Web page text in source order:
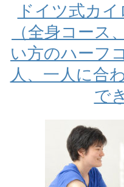
ドイツ式カ
（全身コース
い方のハーフ
人、一人に合
で